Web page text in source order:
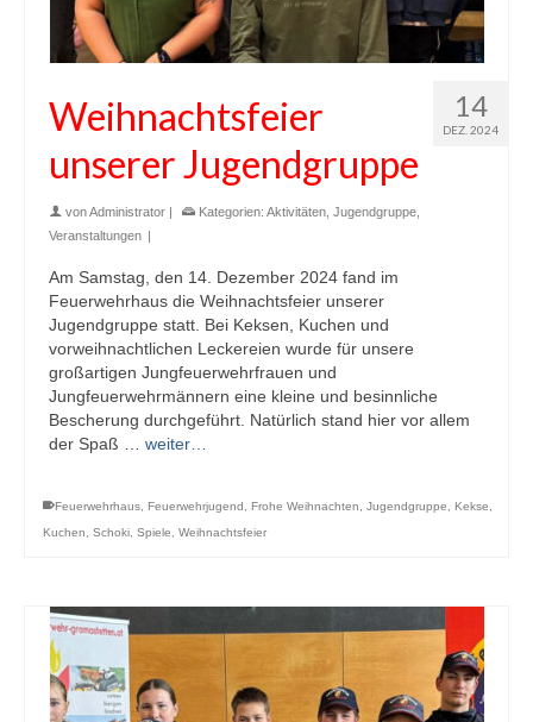
14
DEZ. 2024
Weihnachtsfeier
unserer Jugendgruppe
vonAdministrator | Kategorien: Aktivitäten Jugendgruppe
Veranstaltungen |
Am Samstag, den 14. Dezember 2024 fand im
Feuerwehrhaus die Weihnachtsfeier unserer
Jugendgruppe statt. Bei Keksen, Kuchen und
vorweihnachtlichen Leckereien wurde für unsere
großartigen Jungfeuerwehrfrauen und
Jungfeuerwehrmännern eine kleine und besinnliche
Bescherung durchgeführt. Natürlich stand hier vor allem
der Spaß … weiter…
Feuerwehrhaus Feuerwehrjugend Frohe Weihnachten Jugendgruppe Kekse
Kuchen
Schoki Spiele Weihnachtsfeier